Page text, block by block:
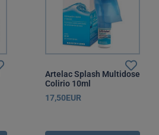
Artelac Splash Multidose
Colirio 10ml
17,50EUR